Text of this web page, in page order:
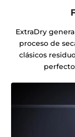
ExtraDry
proceso de
clásicos